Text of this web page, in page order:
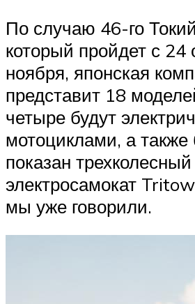
По случаю 46-го
который пройдет с 24
ноября, японская
представит 18
четыре будут
мотоциклами, а также
показан трехколесный
электросамокат
мы уже говорили.